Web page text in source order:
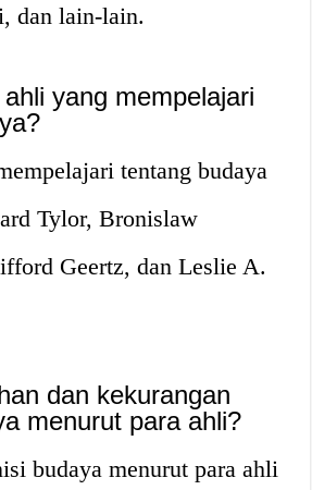
dan lain-lain.
yang mempelajari
tentang budaya
Tylor, Bronislaw
Geertz, dan Leslie A.
dan kekurangan
menurut para ahli?
budaya menurut para ahli